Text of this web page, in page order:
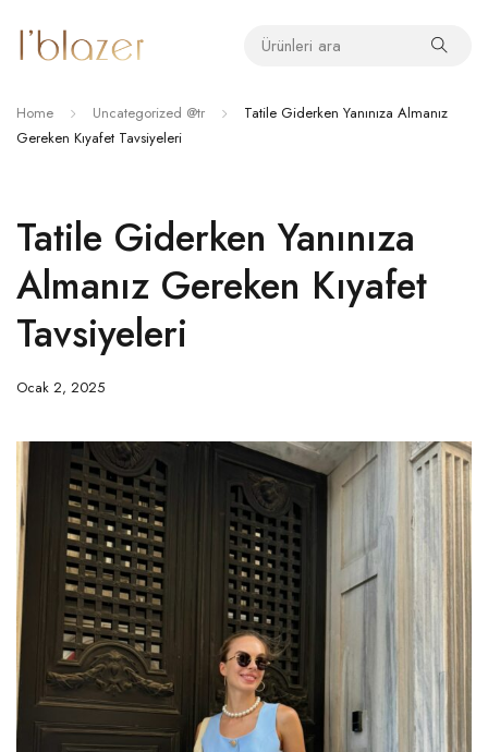
Home Uncategorized @tr
Tatile Giderken Yanınıza Almanız
Gereken Kıyafet Tavsiyeleri
Tatile Giderken Yanınıza
Almanız Gereken Kıyafet
Tavsiyeleri
Ocak 2, 2025